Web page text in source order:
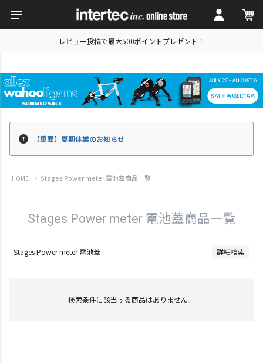
レビュー投稿で最大500ポイントプレゼント！
【重要】夏期休業のお知らせ
HOME Stages Power meter 電池蓋商品一覧
Stages Power meter 電池蓋商品一覧
Stages Power meter 電池蓋 詳細検索
価格
並び順
価格が高い順
検索
検索条件に該当する商品はありません。